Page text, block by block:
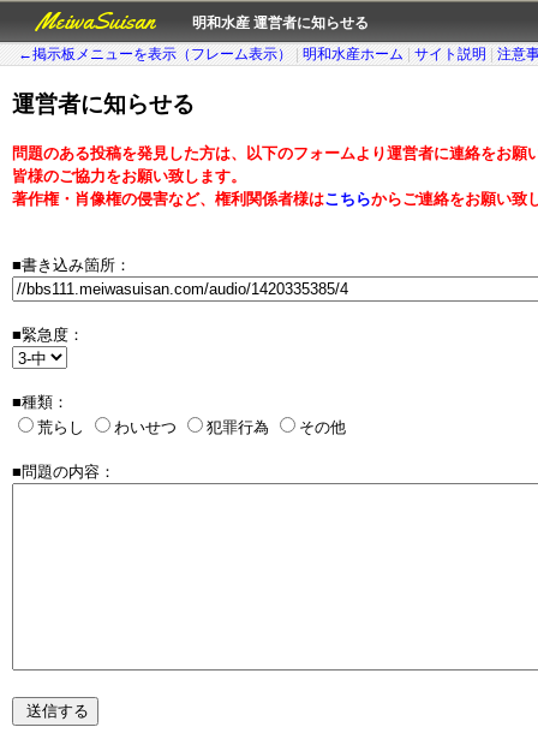
MeiwaSuisan
明和水産 運営者に知らせる
←掲示板メニューを表示（フレーム表示）
明和水産ホーム サイト説明 注意
運営者に知らせる
問題のある投稿を発見した方は、以下のフォームより運営者に連絡をお願
皆様のご協力をお願い致します。
著作権・肖像権の侵害など、権利関係者様はこちらからご連絡をお願い致
■書き込み箇所：
■緊急度：
■種類：
荒らし
わいせつ 犯罪行為 その他
■問題の内容：